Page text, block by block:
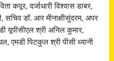
कपूर, दर्जाधारी विश्वास डाबर,
डॉ. आर मीनाक्षीसुंदरम, अपर
यूपीसीएल श्री अनिल कुमार,
एमडी पिटकुल श्री पीसी ध्यानी